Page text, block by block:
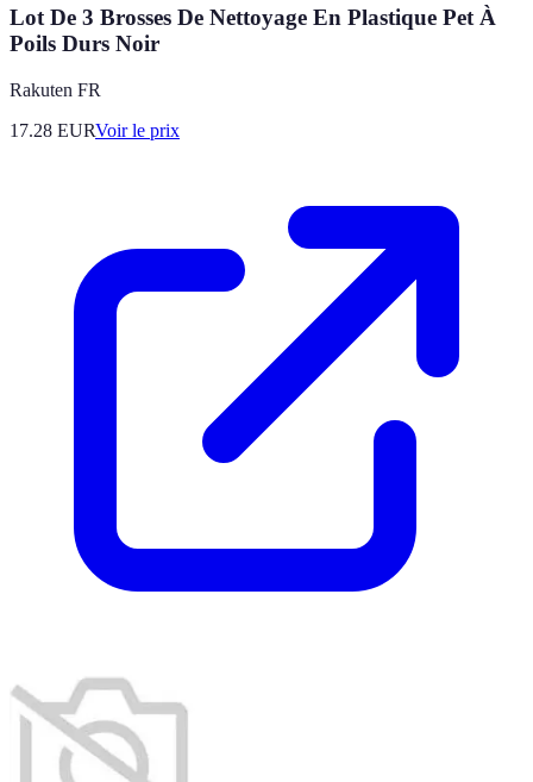
Lot De 3 Brosses De Nettoyage En Plastique Pet À
Poils Durs Noir
Rakuten FR
17.28 EURVoir le prix